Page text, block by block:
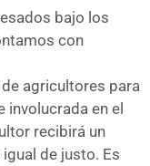
bajo los
con
agricultores para
involucrada en el
recibirá un
de justo. Es